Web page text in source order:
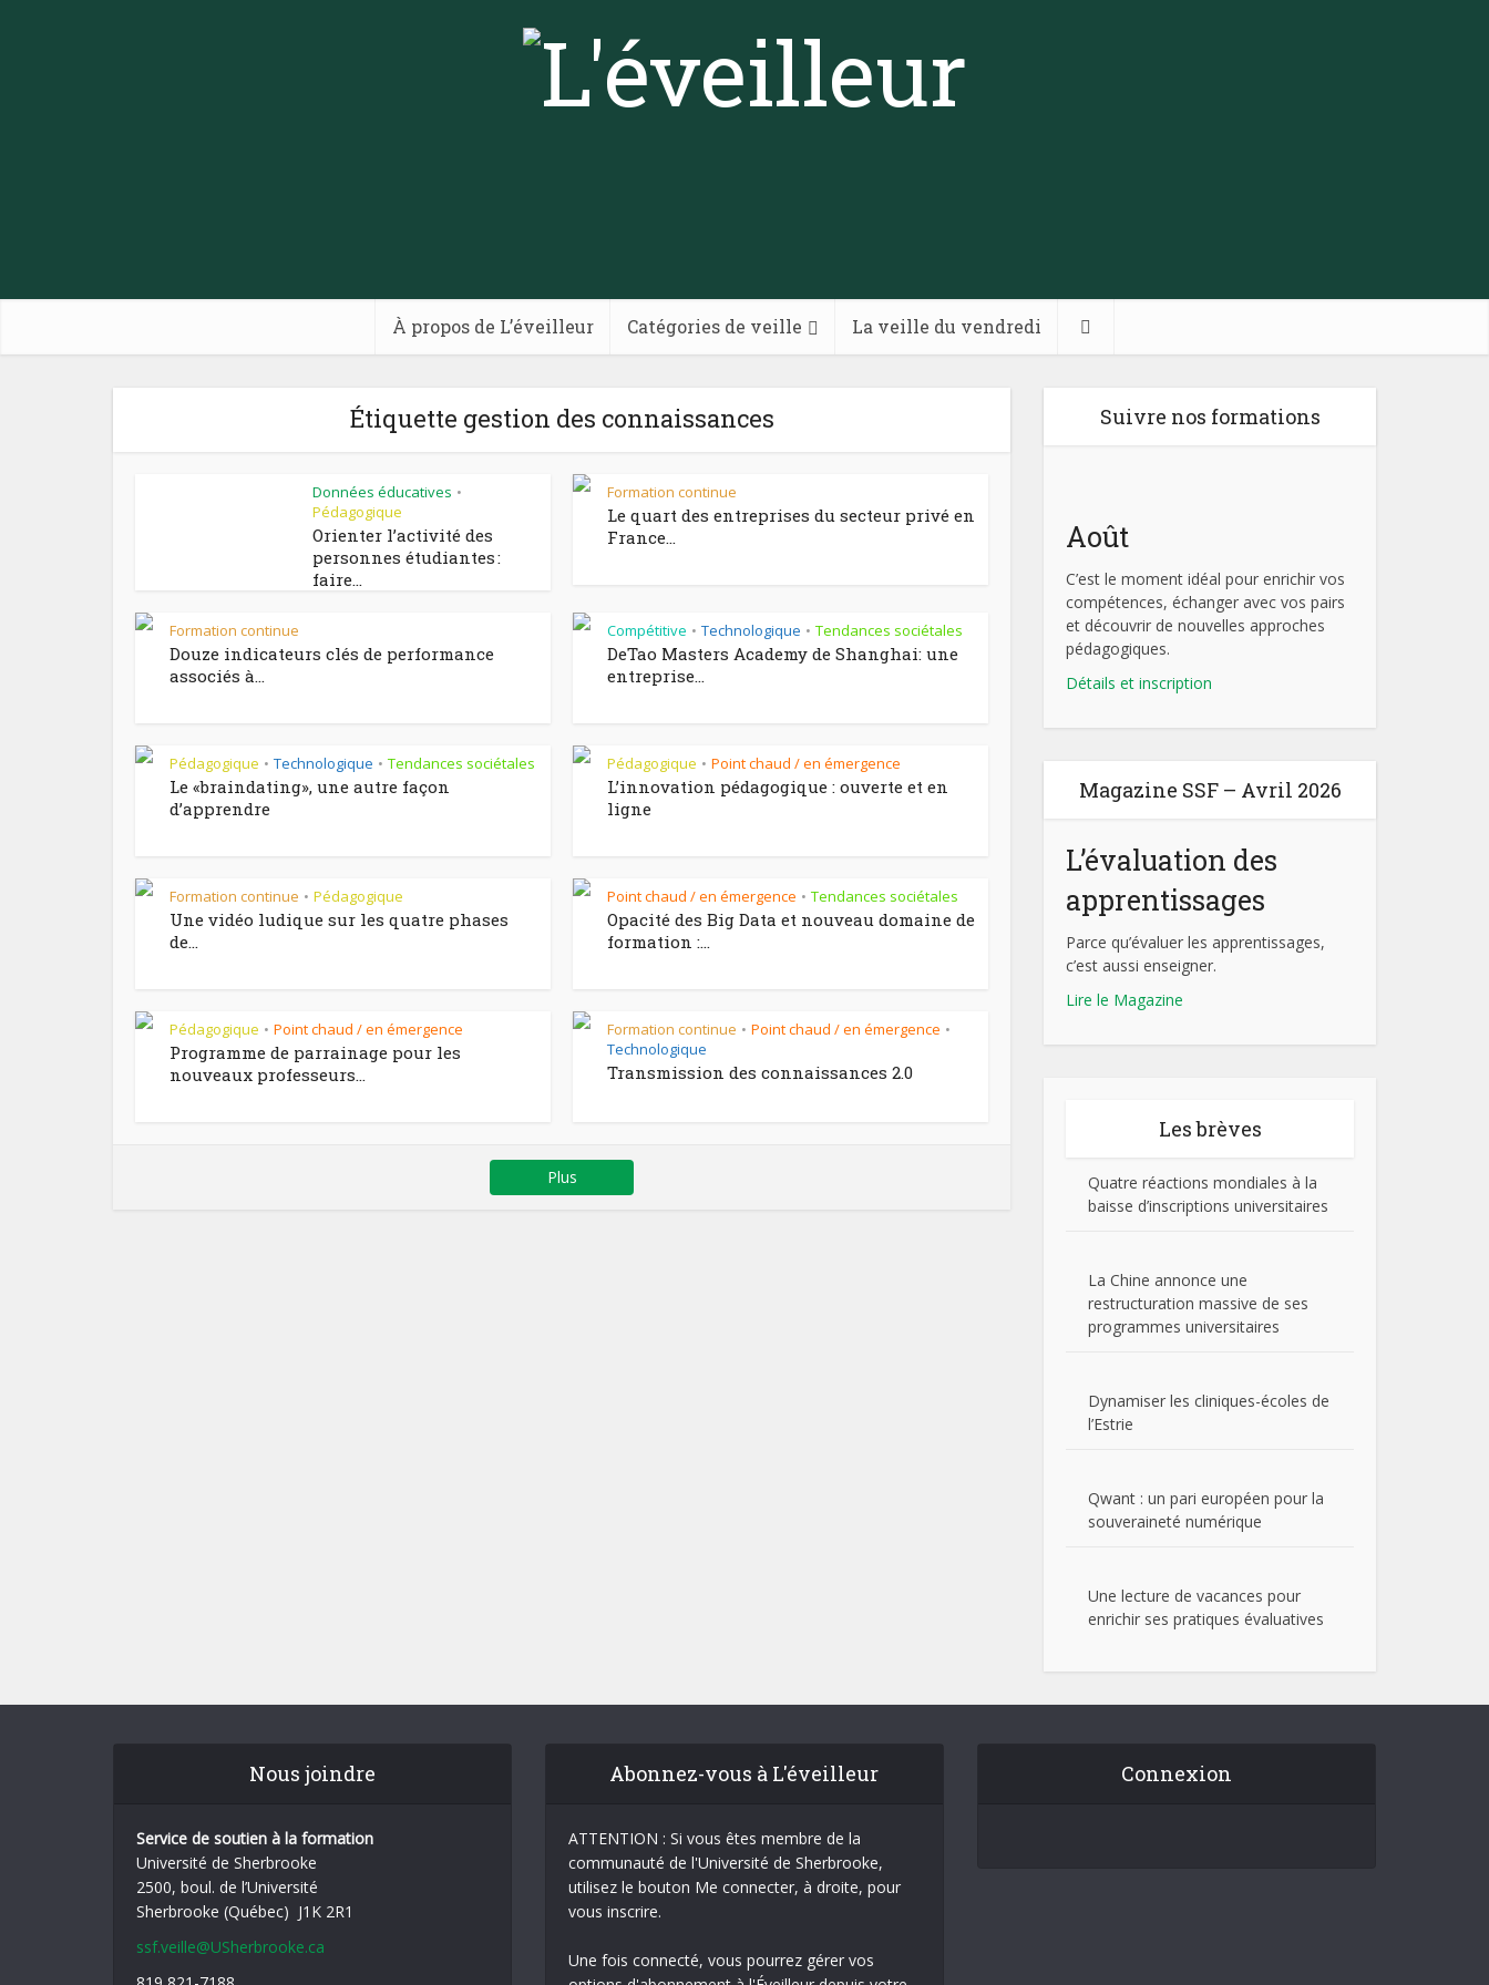
À propos de L’éveilleur Catégories de veille La veille du vendredi
Étiquette gestion des connaissances
Données éducatives •
Pédagogique
Orienter l’activité des
personnes étudiantes :
faire...
Formation continue
Le quart des entreprises du secteur privé en
France...
Formation continue
Douze indicateurs clés de performance
associés à...
Compétitive • Technologique • Tendances sociétales
DeTao Masters Academy de Shanghai: une
entreprise...
Pédagogique • Technologique • Tendances sociétales
Le «braindating», une autre façon
d’apprendre
Pédagogique • Point chaud / en émergence
L’innovation pédagogique : ouverte et en
ligne
Formation continue • Pédagogique
Une vidéo ludique sur les quatre phases
de...
Point chaud / en émergence • Tendances sociétales
Opacité des Big Data et nouveau domaine de
formation :...
Pédagogique • Point chaud / en émergence
Programme de parrainage pour les
nouveaux professeurs...
Formation continue • Point chaud / en émergence •
Technologique
Transmission des connaissances 2.0
Plus
Suivre nos formations
Août
C’est le moment idéal pour enrichir vos
compétences, échanger avec vos pairs
et découvrir de nouvelles approches
pédagogiques.
Détails et inscription
Magazine SSF – Avril 2026
L’évaluation des
apprentissages
Parce qu’évaluer les apprentissages,
c’est aussi enseigner.
Lire le Magazine
Les brèves
Quatre réactions mondiales à la
baisse d’inscriptions universitaires
La Chine annonce une
restructuration massive de ses
programmes universitaires
Dynamiser les cliniques-écoles de
l’Estrie
Qwant : un pari européen pour la
souveraineté numérique
Une lecture de vacances pour
enrichir ses pratiques évaluatives
Nous joindre
Service de soutien à la formation
Université de Sherbrooke
2500, boul. de l’Université
Sherbrooke (Québec) J1K 2R1
ssf.veille@USherbrooke.ca
Abonnez-vous à L'éveilleur
ATTENTION : Si vous êtes membre de la
communauté de l'Université de Sherbrooke,
utilisez le bouton Me connecter, à droite, pour
vous inscrire.
Une fois connecté, vous pourrez gérer vos
Connexion